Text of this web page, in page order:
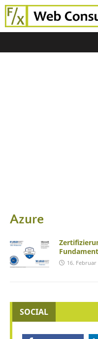
Azure
16. Februar
SOCIAL